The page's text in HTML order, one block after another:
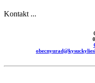
Kontakt ...